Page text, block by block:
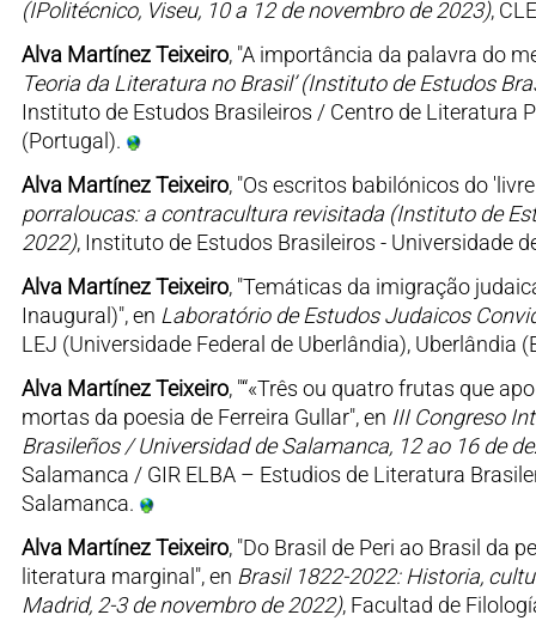
(IPolitécnico, Viseu, 10 a 12 de novembro de 2023),
Alva Martínez Teixeiro, "A importância da palavra do
Teoria da Literatura no Brasil’ (Instituto de Estudos
Instituto de Estudos Brasileiros / Centro de Literatura
(Portugal).
Alva Martínez Teixeiro, "Os escritos babilónicos do
porraloucas: a contracultura revisitada (Instituto de
2022), Instituto de Estudos Brasileiros - Universidade
Alva Martínez Teixeiro, "Temáticas da imigração
Inaugural)", en Laboratório de Estudos Judaicos
LEJ (Universidade Federal de Uberlândia), Uberlândia
Alva Martínez Teixeiro, "“«Três ou quatro frutas que
mortas da poesia de Ferreira Gullar", en III Congreso
Brasileños / Universidad de Salamanca, 12 ao 16 de
Salamanca / GIR ELBA – Estudios de Literatura
Salamanca.
Alva Martínez Teixeiro, "Do Brasil de Peri ao Brasil da
literatura marginal", en Brasil 1822-2022: Historia,
Madrid, 2-3 de novembro de 2022), Facultad de